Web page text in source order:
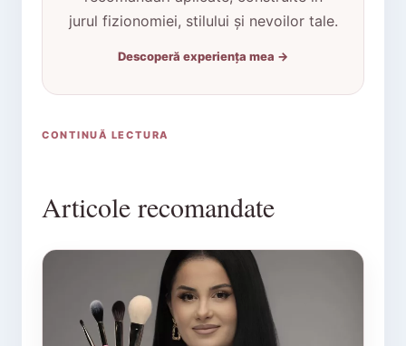
jurul fizionomiei, stilului și nevoilor tale.
Descoperă experiența mea →
CONTINUĂ LECTURA
Articole recomandate